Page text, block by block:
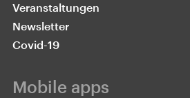
Veranstaltungen
Newsletter
Covid-19
Mobile apps